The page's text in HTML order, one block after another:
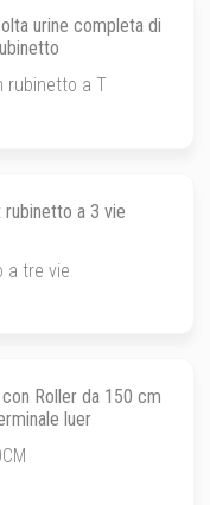
urine completa di
rubinetto a T
rubinetto a 3 vie
a tre vie
Roller da 150 cm
luer